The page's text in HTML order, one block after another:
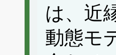
は、近
動態モ